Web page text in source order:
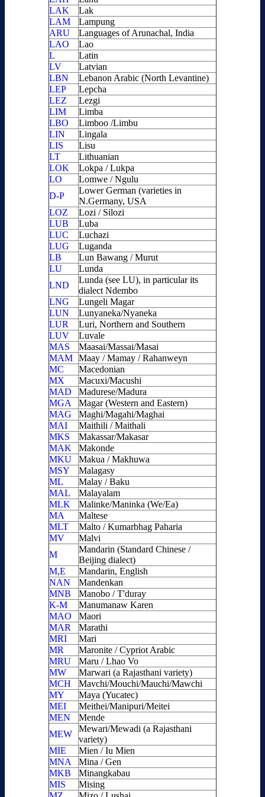
LAK
Lak
LAM
Lampung
ARU
Languages of Arunachal, India
LAO
Lao
L
Latin
LV
Latvian
LBN
Lebanon Arabic (North Levantine)
LEP
Lepcha
LEZ
Lezgi
LIM
Limba
LBO
Limboo /Limbu
LIN
Lingala
LIS
Lisu
LT
Lithuanian
LOK
Lokpa / Lukpa
LO
Lomwe / Ngulu
D-P
Lower German (varieties in
N.Germany, USA
LOZ
Lozi / Silozi
LUB
Luba
LUC
Luchazi
LUG
Luganda
LB
Lun Bawang / Murut
LU
Lunda
LND
Lunda (see LU), in particular its
dialect Ndembo
LNG
Lungeli Magar
LUN
Lunyaneka/Nyaneka
LUR
Luri, Northern and Southern
LUV
Luvale
MAS
Maasai/Massai/Masai
MAM Maay / Mamay / Rahanweyn
MC
Macedonian
MX
Macuxi/Macushi
MAD
Madurese/Madura
MGA
Magar (Western and Eastern)
MAG
Maghi/Magahi/Maghai
MAI
Maithili / Maithali
MKS
Makassar/Makasar
MAK
Makonde
MKU
Makua / Makhuwa
MSY
Malagasy
ML
Malay / Baku
MAL
Malayalam
MLK
Malinke/Maninka (We/Ea)
MA
Maltese
MLT
Malto / Kumarbhag Paharia
MV
Malvi
M
Mandarin (Standard Chinese /
Beijing dialect)
M,E
Mandarin, English
NAN
Mandenkan
MNB
Manobo / T'duray
K-M
Manumanaw Karen
MAO
Maori
MAR
Marathi
MRI
Mari
MR
Maronite / Cypriot Arabic
MRU
Maru / Lhao Vo
MW
Marwari (a Rajasthani variety)
MCH
Mavchi/Mouchi/Mauchi/Mawchi
MY
Maya (Yucatec)
MEI
Meithei/Manipuri/Meitei
MEN
Mende
MEW
Mewari/Mewadi (a Rajasthani
variety)
MIE
Mien / Iu Mien
MNA
Mina / Gen
MKB
Minangkabau
MIS
Mising